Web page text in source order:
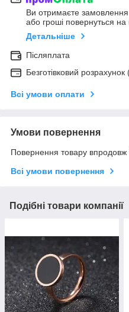
Ви отримаєте замовлення
або гроші повернуться на
Детальніше
Післяплата
Безготівковий
Всі умови оплати
Умови повернення
Повернення товару впродовж
Всі умови повернення
Подібні товари компанії